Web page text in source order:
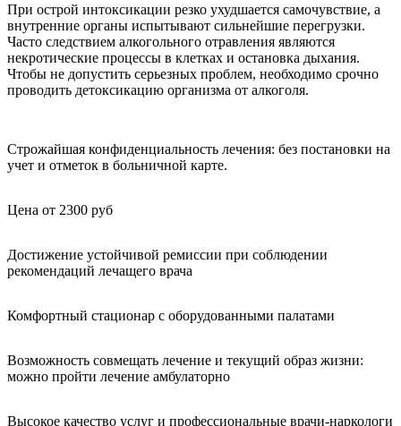
При острой интоксикации резко ухудшается самочувствие, а
внутренние органы испытывают сильнейшие перегрузки.
Часто следствием алкогольного отравления являются
некротические процессы в клетках и остановка дыхания.
Чтобы не допустить серьезных проблем, необходимо срочно
проводить детоксикацию организма от алкоголя.
Строжайшая конфиденциальность лечения: без постановки на
учет и отметок в больничной карте.
Цена от 2300 руб
Достижение устойчивой ремиссии при соблюдении
рекомендаций лечащего врача
Комфортный стационар с оборудованными палатами
Возможность совмещать лечение и текущий образ жизни:
можно пройти лечение амбулаторно
Высокое качество услуг и профессиональные врачи-наркологи